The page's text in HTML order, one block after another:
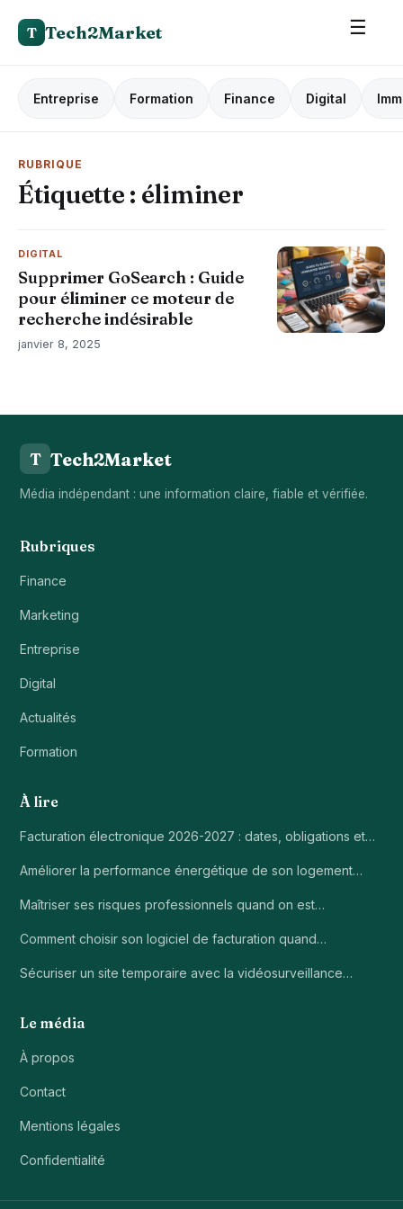
T Tech2Market ☰
Entreprise Formation Finance Digital
RUBRIQUE
Étiquette : éliminer
DIGITAL
Supprimer GoSearch : Guide
pour éliminer ce moteur de
recherche indésirable
janvier 8, 2025
T Tech2Market
Média indépendant : une information claire, fiable et vérifiée.
Rubriques
Finance
Marketing
Entreprise
Digital
Actualités
Formation
À lire
Facturation électronique 2026-2027 : dates, obligations et…
Améliorer la performance énergétique de son logement…
Maîtriser ses risques professionnels quand on est…
Comment choisir son logiciel de facturation quand…
Sécuriser un site temporaire avec la vidéosurveillance…
Le média
À propos
Contact
Mentions légales
Confidentialité